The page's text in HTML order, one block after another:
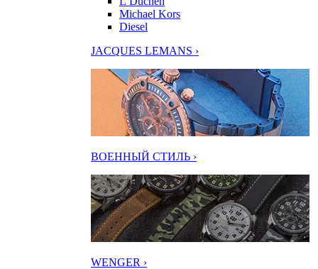
Michael Kors
Diesel
JACQUES LEMANS ›
ВОЕННЫЙ СТИЛЬ ›
WENGER ›